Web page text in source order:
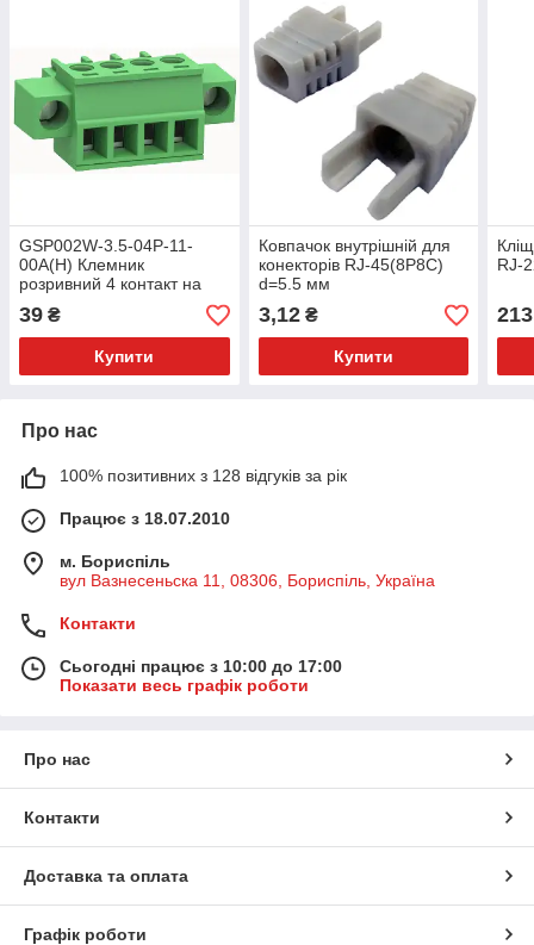
GSP002W-3.5-04P-11-
00A(H) Клемник
розривний 4 контакт на
дріт із кріпленням, 300 В 8
A, крок 3,5 мм
39 ₴
Купити
Ковпачок внутрішній для
конекторів RJ-45(8P8C)
d=5.5 мм
3,12₴
Купити
RJ-
213
Про нас
100% позитивних з 128 відгуків за рік
Працює з 18.07.2010
м. Бориспіль
вул Вазнесеньска 11, 08306, Бориспіль, Україна
Контакти
Сьогодні працює з 10:00 до 17:00
Показати весь графік роботи
Про нас
Контакти
Доставка та оплата
Графік роботи